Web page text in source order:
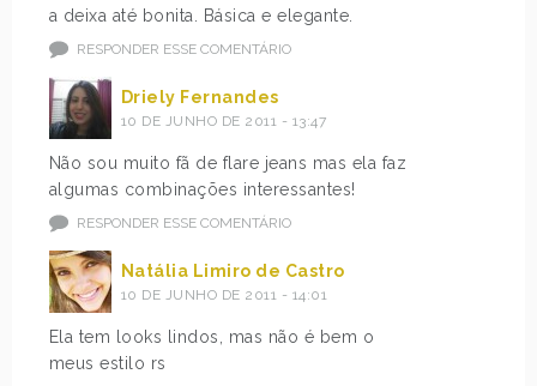
a deixa até bonita. Básica e elegante.
RESPONDER ESSE COMENTÁRIO
Driely Fernandes
10 DE JUNHO DE 2011 - 13:47
Não sou muito fã de flare jeans mas ela faz
algumas combinações interessantes!
RESPONDER ESSE COMENTÁRIO
Natália Limiro de Castro
10 DE JUNHO DE 2011 - 14:01
Ela tem looks lindos, mas não é bem o
meus estilo rs